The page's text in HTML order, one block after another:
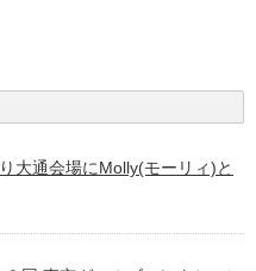
大通会場にMolly(モーリィ)と